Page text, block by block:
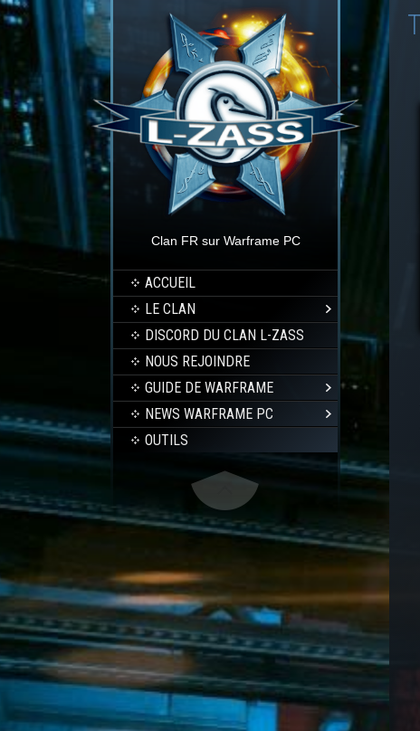
Clan FR sur Warframe PC
ACCUEIL
LE CLAN
DISCORD DU CLAN L-ZASS
NOUS REJOINDRE
GUIDE DE WARFRAME
NEWS WARFRAME PC
OUTILS